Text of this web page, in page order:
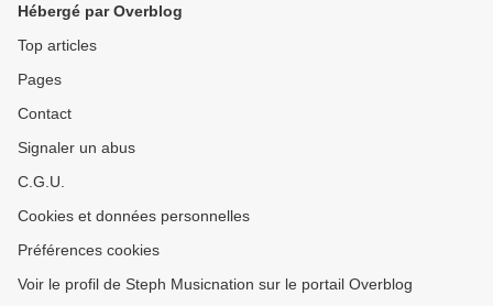
Hébergé par Overblog
Top articles
Pages
Contact
Signaler un abus
C.G.U.
Cookies et données personnelles
Préférences cookies
Voir le profil de Steph Musicnation sur le portail Overblog